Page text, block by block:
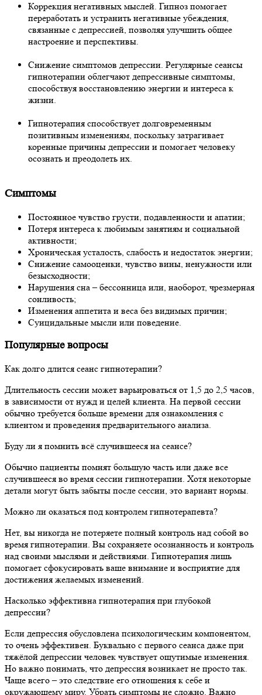
Коррекция негативных мыслей. Гипноз помогает
переработать и устранить негативные убеждения,
связанные с депрессией, позволяя улучшить общее
настроение и перспективы.
Снижение симптомов депрессии. Регулярные сеансы
гипнотерапии облегчают депрессивные симптомы,
способствуя восстановлению энергии и интереса к
жизни.
Гипнотерапия способствует долговременным
позитивным изменениям, поскольку затрагивает
коренные причины депрессии и помогает человеку
осознать и преодолеть их.
Симптомы
Постоянное чувство грусти, подавленности и апатии;
Потеря интереса к любимым занятиям и социальной
активности;
Хроническая усталость, слабость и недостаток энергии;
Снижение самооценки, чувство вины, ненужности или
безысходности;
Нарушения сна – бессонница или, наоборот, чрезмерная
сонливость;
Изменения аппетита и веса без видимых причин;
Суицидальные мысли или поведение.
Популярные вопросы
Как долго длится сеанс гипнотерапии?
Длительность сессии может варьироваться от 1,5 до 2,5 часов,
в зависимости от нужд и целей клиента. На первой сессии
обычно требуется больше времени для ознакомления с
клиентом и проведения предварительного анализа.
Буду ли я помнить всё случившееся на сеансе?
Обычно пациенты помнят большую часть или даже все
случившееся во время сессии гипнотерапии. Хотя некоторые
детали могут быть забыты после сессии, это вариант нормы.
Можно ли оказаться под контролем гипнотерапевта?
Нет, вы никогда не потеряете полный контроль над собой во
время гипнотерапии. Вы сохраняете осознанность и контроль
над своими мыслями и действиями. Гипнотерапия лишь
помогает сфокусировать ваше внимание и восприятие для
достижения желаемых изменений.
Насколько эффективна гипнотерапия при глубокой
депрессии?
Если депрессия обусловлена психологическим компонентом,
то очень эффективен. Буквально с первого сеанса даже при
тяжёлой депрессии человек чувствует ощутимые изменения.
Но важно понимать, что депрессия возникает не просто так.
Чаще всего – это следствие его отношения к себе и
окружающему миру. Убрать симптомы не сложно. Важно